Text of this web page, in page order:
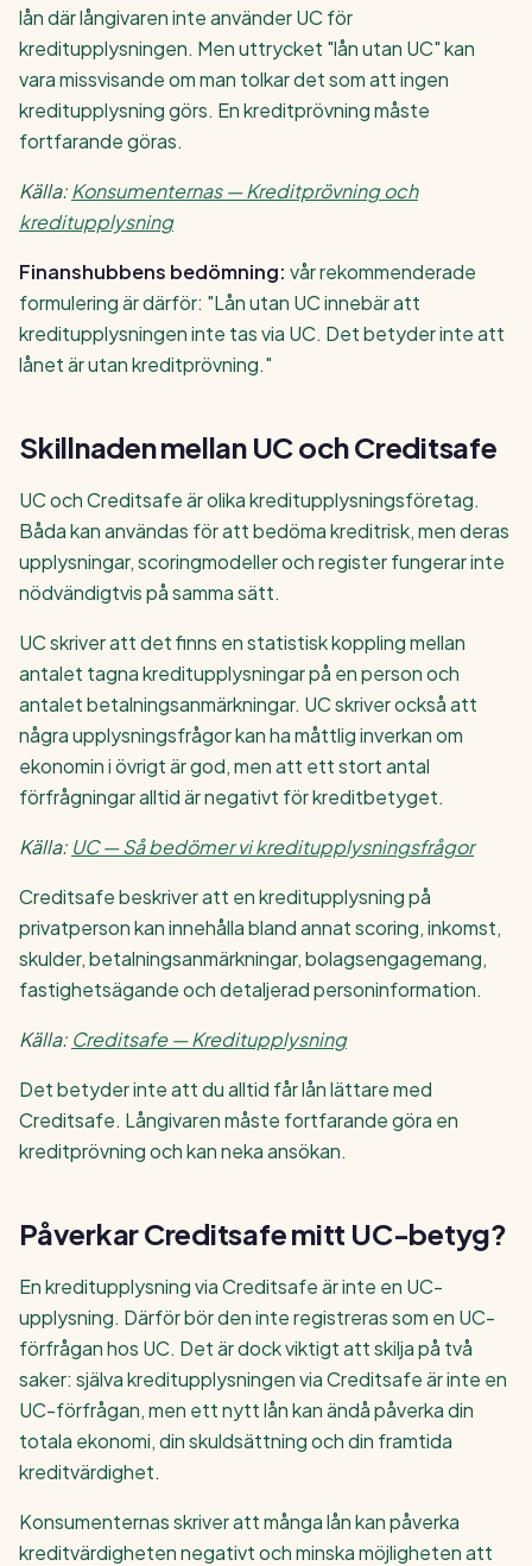
lån där långivaren inte använder UC för
kreditupplysningen. Men uttrycket "lån utan UC" kan
vara missvisande om man tolkar det som att ingen
kreditupplysning görs. En kreditprövning måste
fortfarande göras.
Källa:Konsumenternas — Kreditprövning och
kreditupplysning
Finanshubbens bedömning: vår rekommenderade
formulering är därför: "Lån utan UC innebär att
kreditupplysningen inte tas via UC. Det betyder inte att
lånet är utan kreditprövning."
Skillnaden mellan UC och Creditsafe
UC och Creditsafe är olika kreditupplysningsföretag.
Båda kan användas för att bedöma kreditrisk, men deras
upplysningar, scoringmodeller och register fungerar inte
nödvändigtvis på samma sätt.
UC skriver att det finns en statistisk koppling mellan
antalet tagna kreditupplysningar på en person och
antalet betalningsanmärkningar. UC skriver också att
några upplysningsfrågor kan ha måttlig inverkan om
ekonomin i övrigt är god, men att ett stort antal
förfrågningar alltid är negativt för kreditbetyget.
Källa: UC — Så bedömer vi kreditupplysningsfrågor
Creditsafe beskriver att en kreditupplysning på
privatperson kan innehålla bland annat scoring, inkomst,
skulder, betalningsanmärkningar, bolagsengagemang,
fastighetsägande och detaljerad personinformation.
Källa: Creditsafe — Kreditupplysning
Det betyder inte att du alltid får lån lättare med
Creditsafe. Långivaren måste fortfarande göra en
kreditprövning och kan neka ansökan.
Påverkar Creditsafe mitt UC-betyg?
En kreditupplysning via Creditsafe är inte en UC-
upplysning. Därför bör den inte registreras som en UC-
förfrågan hos UC. Det är dock viktigt att skilja på två
saker: själva kreditupplysningen via Creditsafe är inte en
UC-förfrågan, men ett nytt lån kan ändå påverka din
totala ekonomi, din skuldsättning och din framtida
kreditvärdighet.
Konsumenternas skriver att många lån kan påverka
kreditvärdigheten negativt och minska möjligheten att